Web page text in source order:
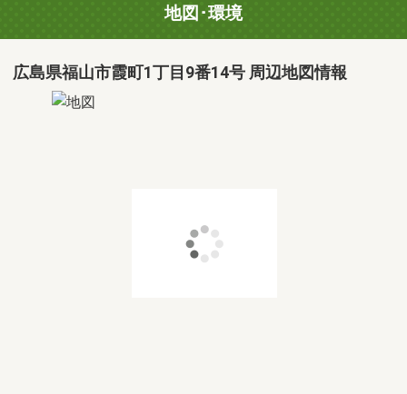
地図･環境
広島県福山市霞町1丁目9番14号 周辺地図情報